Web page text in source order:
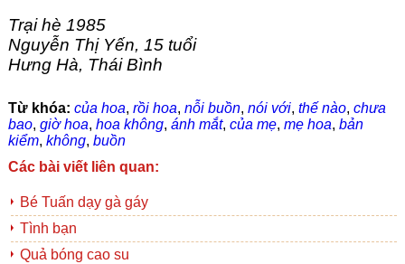
Trại hè 1985
Nguyễn Thị Yến, 15 tuổi
Hưng Hà, Thái Bình
Từ khóa: của hoa, rồi hoa, nỗi buồn, nói với, thế nào, chưa
bao, giờ hoa, hoa không, ánh mắt, của mẹ, mẹ hoa, bản
kiểm, không, buồn
Các bài viết liên quan:
Bé Tuấn dạy gà gáy
Tình bạn
Quả bóng cao su